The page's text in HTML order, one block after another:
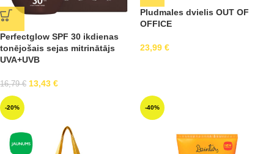
Perfectglow SPF 30 ikdienas
tonējošais sejas mitrinātājs
UVA+UVB
16,79€ 13,43 €
Pludmales dvielis OUT OF
OFFICE
23,99 €
-20% -40%